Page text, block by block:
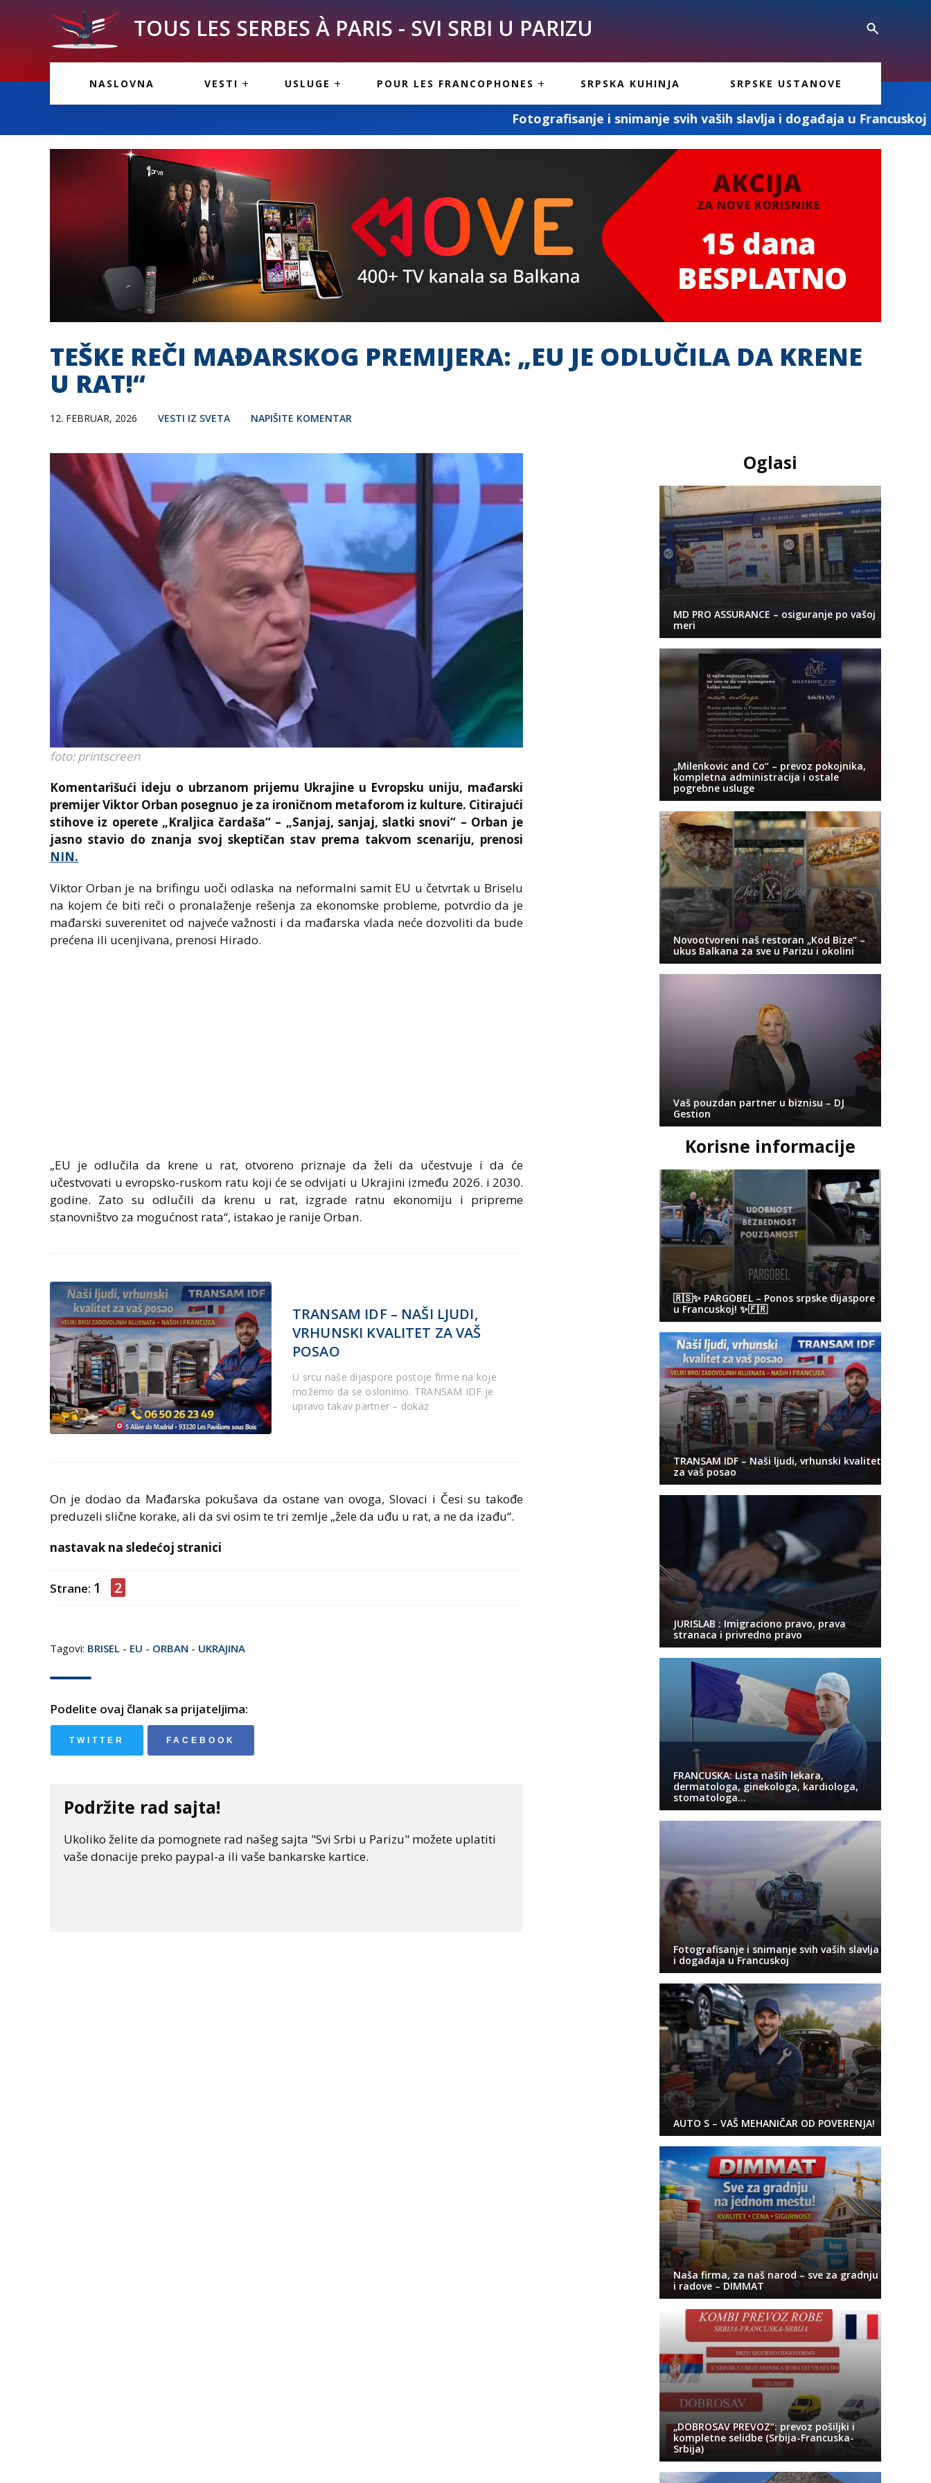
TOUS LES SERBES À PARIS - SVI SRBI U PARIZU
NASLOVNA VESTI USLUGE
INFORMACIJE
POUR LES FRANCOPHONES
PARIS
CUISINE SERBE
SRPSKA KUHINJA SRPSKE USTANOVE
Fotografisanje i snimanje svih vaših slavlja i događaja u Francuskoj MD
TEŠKE REČI MAĐARSKOG PREMIJERA: „EU JE ODLUČILA DA KRENE
U RAT!“
12. FEBRUAR, 2026 VESTI IZ SVETA NAPIŠITE KOMENTAR
foto: printscreen
Komentarišući ideju o ubrzanom prijemu Ukrajine u Evropsku uniju, mađarski
premijer Viktor Orban posegnuo je za ironičnom metaforom iz kulture. Citirajući
stihove iz operete „Kraljica čardaša“ – „Sanjaj, sanjaj, slatki snovi“ – Orban je
jasno stavio do znanja svoj skeptičan stav prema takvom scenariju, prenosi
NIN.
Viktor Orban je na brifingu uoči odlaska na neformalni samit EU u četvrtak u Briselu
na kojem će biti reči o pronalaženje rešenja za ekonomske probleme, potvrdio da je
mađarski suverenitet od najveće važnosti i da mađarska vlada neće dozvoliti da bude
prećena ili ucenjivana, prenosi Hirado.
„EU je odlučila da krene u rat, otvoreno priznaje da želi da učestvuje i da će
učestvovati u evropsko-ruskom ratu koji će se odvijati u Ukrajini između 2026. i 2030.
godine. Zato su odlučili da krenu u rat, izgrade ratnu ekonomiju i pripreme
stanovništvo za mogućnost rata“, istakao je ranije Orban.
TRANSAM IDF – NAŠI LJUDI,
VRHUNSKI KVALITET ZA VAŠ
POSAO
U srcu naše dijaspore postoje firme na koje
možemo da se oslonimo. TRANSAM IDF je
upravo takav partner – dokaz
On je dodao da Mađarska pokušava da ostane van ovoga, Slovaci i Česi su takođe
preduzeli slične korake, ali da svi osim te tri zemlje „žele da uđu u rat, a ne da izađu“.
nastavak na sledećoj stranici
Strane: 1 2
Tagovi: BRISEL - EU - ORBAN - UKRAJINA
Podelite ovaj članak sa prijateljima:
TWITTER FACEBOOK
Podržite rad sajta!
Ukoliko želite da pomognete rad našeg sajta "Svi Srbi u Parizu" možete uplatiti
vaše donacije preko paypal-a ili vaše bankarske kartice.
Oglasi
MD PRO ASSURANCE – osiguranje po vašoj
meri
„Milenkovic and Co“ – prevoz pokojnika,
kompletna administracija i ostale
pogrebne usluge
Novootvoreni naš restoran „Kod Bize“ –
ukus Balkana za sve u Parizu i okolini
Vaš pouzdan partner u biznisu – DJ
Gestion
Korisne informacije
🇷🇸✨ PARGOBEL – Ponos srpske dijaspore
u Francuskoj! ✨🇫🇷
TRANSAM IDF – Naši ljudi, vrhunski kvalitet
za vaš posao
JURISLAB : Imigraciono pravo, prava
stranaca i privredno pravo
FRANCUSKA: Lista naših lekara,
dermatologa, ginekologa, kardiologa,
stomatologa…
Fotografisanje i snimanje svih vaših slavlja
i događaja u Francuskoj
AUTO S – VAŠ MEHANIČAR OD POVERENJA!
Naša firma, za naš narod – sve za gradnju
i radove – DIMMAT
„DOBROSAV PREVOZ“: prevoz pošiljki i
kompletne selidbe (Srbija-Francuska-
Srbija)